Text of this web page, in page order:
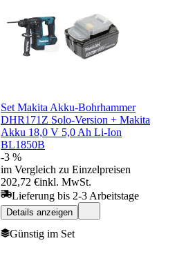
Set Makita Akku-Bohrhammer
DHR171Z Solo-Version + Makita
Akku 18,0 V 5,0 Ah Li-Ion
BL1850B
-3 %
im Vergleich zu Einzelpreisen
202,72 €inkl. MwSt.
Lieferung bis 2-3 Arbeitstage
Details anzeigen
Günstig im Set